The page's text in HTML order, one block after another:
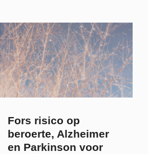
Fors risico op
beroerte, Alzheimer
en Parkinson voor